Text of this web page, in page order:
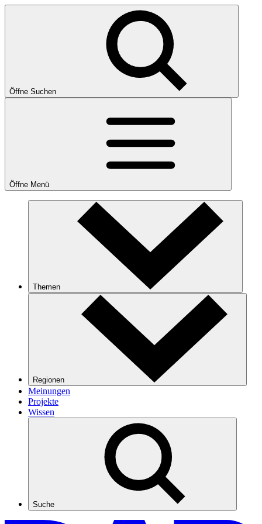
Öffne Suchen
Öffne Menü
Themen
Regionen
Meinungen
Projekte
Wissen
Suche